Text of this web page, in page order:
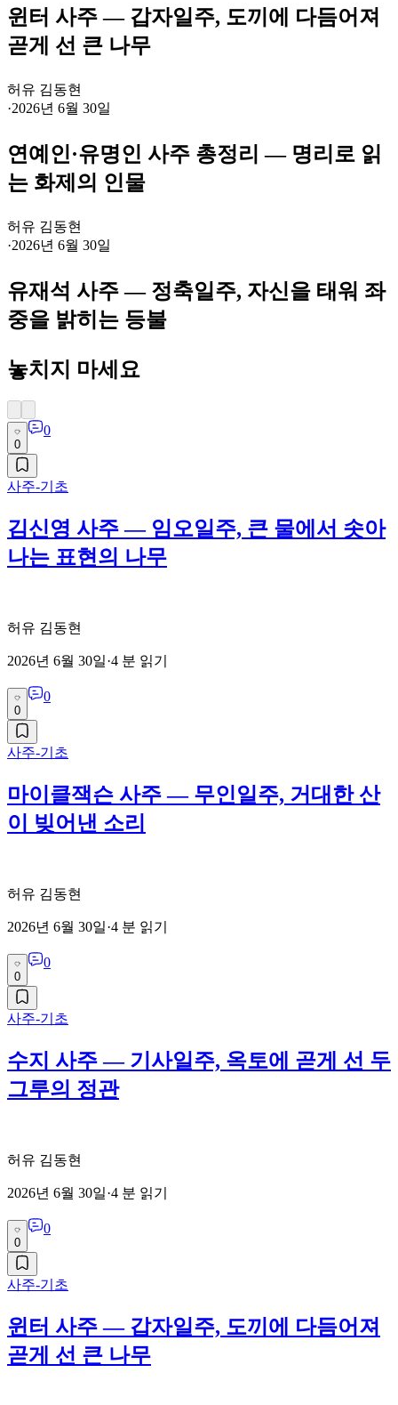
윈터 사주 — 갑자일주, 도끼에 다듬어져
곧게 선 큰 나무
허유 김동현
·2026년 6월 30일
연예인·유명인 사주 총정리 — 명리로 읽
는 화제의 인물
허유 김동현
·2026년 6월 30일
유재석 사주 — 정축일주, 자신을 태워 좌
중을 밝히는 등불
놓치지 마세요
0
0
사주-기초
김신영 사주 — 임오일주, 큰 물에서 솟아
나는 표현의 나무
허유 김동현
2026년 6월 30일·4 분 읽기
0
0
사주-기초
마이클잭슨 사주 — 무인일주, 거대한 산
이 빚어낸 소리
허유 김동현
2026년 6월 30일·4 분 읽기
0
0
사주-기초
수지 사주 — 기사일주, 옥토에 곧게 선 두
그루의 정관
허유 김동현
2026년 6월 30일·4 분 읽기
0
0
사주-기초
윈터 사주 — 갑자일주, 도끼에 다듬어져
곧게 선 큰 나무